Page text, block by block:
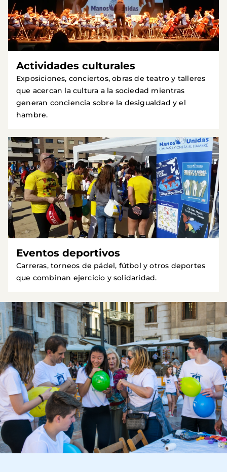
Actividades culturales
Exposiciones, conciertos, obras de teatro y talleres
que acercan la cultura a la sociedad mientras
generan conciencia sobre la desigualdad y el
hambre.
Eventos deportivos
Carreras, torneos de pádel, fútbol y otros deportes
que combinan ejercicio y solidaridad.
Imagen